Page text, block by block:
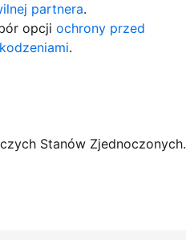
partnera.
opcjiochrony przed
.
Stanów Zjednoczonych.